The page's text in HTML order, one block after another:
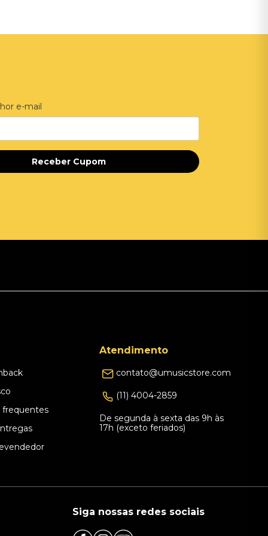
e-mail
Receber Cupom
frequentes
Atendimento
contato@umusicstore.com
(11) 4004-2859
De segunda à sexta das 9h às
17h (exceto feriados)
Siga nossas redes sociais